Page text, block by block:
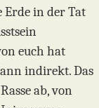
Erde in der Tat
euch hat
indirekt. Das
ab, von